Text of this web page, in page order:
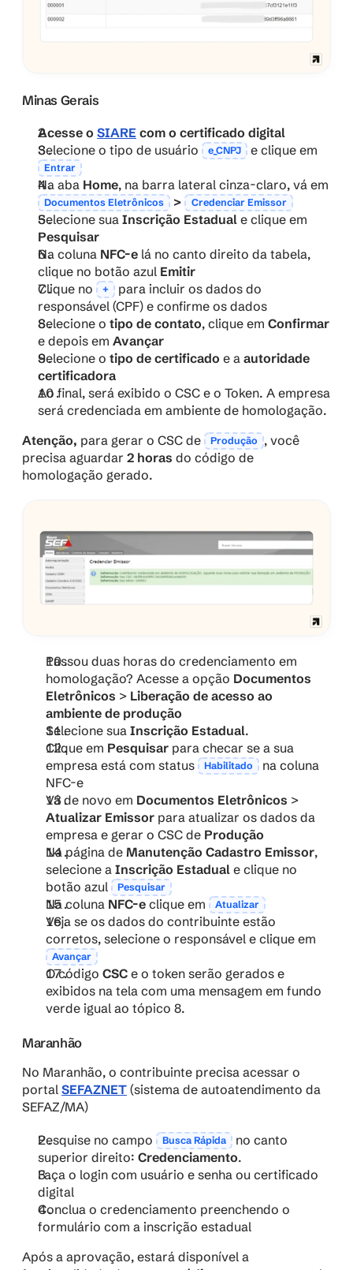
Minas Gerais
Acesse o SIARE com o certificado digital
Selecione o tipo de usuário
e_CNPJ
Entrar
Na aba Home
Documentos Eletrônicos > Credenciar Emissor
Selecione sua Inscrição Estadual
Pesquisar
Na coluna NFC-e lá no canto direito da tabela,
clique no botão azul Emitir
Clique no
+
para incluir os dados do
responsável (CPF) e confirme os dados
Selecione o tipo de contato, clique em Confirmar
e depois em Avançar
Selecione o tipo de certificado e a autoridade
certificadora
Ao final, será exibido o CSC e o Token. A empresa
será credenciada em ambiente de homologação.
Atenção, para gerar o CSC de Produção
, você
precisa aguardar 2 horas do código de
homologação gerado.
Passou duas horas do credenciamento em
homologação? Acesse a opção Documentos
Eletrônicos > Liberação de acesso ao
ambiente de produção
Selecione sua Inscrição Estadual.
Clique em Pesquisar para checar se a sua
empresa está com status
Habilitado
na coluna
NFC-e
Vá de novo em Documentos Eletrônicos
Atualizar Emissor para atualizar os dados da
empresa e gerar o CSC de Produção
Na página de Manutenção Cadastro Emissor,
selecione a Inscrição Estadual e clique no
botão azul
Pesquisar
Na coluna NFC-e clique em Atualizar
Veja se os dados do contribuinte estão
Avançar
O código CSC e o token serão gerados e
exibidos na tela com uma mensagem em fundo
verde igual ao tópico 8.
Maranhão
No Maranhão, o contribuinte precisa acessar o
portal SEFAZNET (sistema de autoatendimento da
SEFAZ/MA)
Pesquise no campo Busca Rápida
no canto
superior direito: Credenciamento.
Faça o login com usuário e senha ou certificado
digital
Conclua o credenciamento preenchendo o
formulário com a inscrição estadual
Após a aprovação, estará disponível a